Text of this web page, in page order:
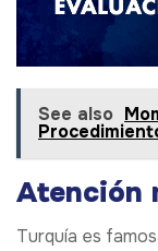
See also
Atención
Turquía es